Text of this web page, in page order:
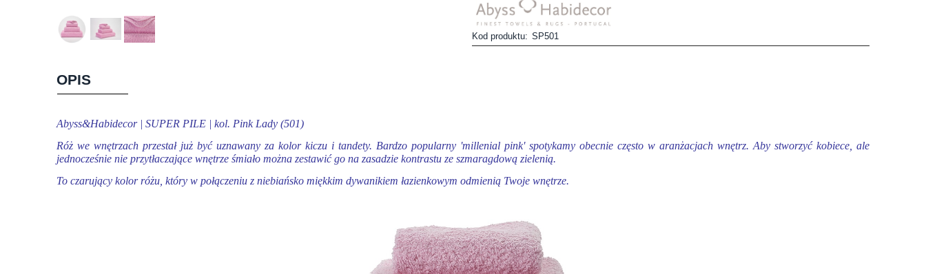
Kod produktu: SP501
OPIS
Abyss&Habidecor | SUPER PILE | kol. Pink Lady (501)
Róż we wnętrzach przestał już być uznawany za kolor kiczu i tandety. Bardzo popularny 'millenial pink' spotykamy obecnie często w aranżacjach wnętrz. Aby stworzyć kobiece, ale
jednocześnie nie przytłaczające wnętrze śmiało można zestawić go na zasadzie kontrastu ze szmaragdową zielenią.
To czarujący kolor różu, który w połączeniu z niebiańsko miękkim dywanikiem łazienkowym odmienią Twoje wnętrze.